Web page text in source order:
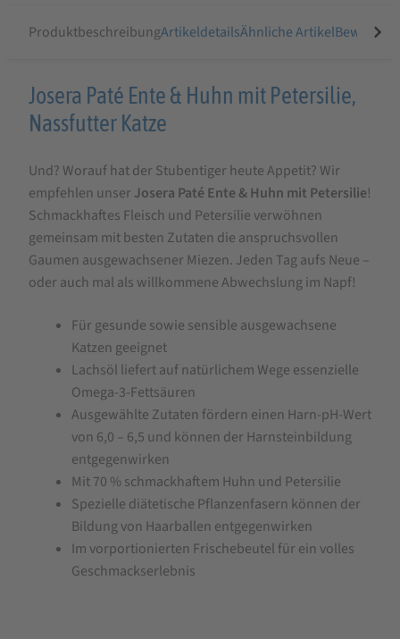
ProduktbeschreibungArtikeldetailsÄhnliche Artikel
Produktbeschreibung
für
Paté
Ente
&
Huhn
mit
Petersilie,
Nassfutter
Josera Paté Ente & Huhn mit Petersilie,
Nassfutter Katze
Und? Worauf hat der Stubentiger heute Appetit? Wir
empfehlen unser Josera Paté Ente & Huhn mit Petersilie!
Schmackhaftes Fleisch und Petersilie verwöhnen
gemeinsam mit besten Zutaten die anspruchsvollen
Gaumen ausgewachsener Miezen. Jeden Tag aufs Neue –
oder auch mal als willkommene Abwechslung im Napf!
Für gesunde sowie sensible ausgewachsene
Katzen geeignet
Lachsöl liefert auf natürlichem Wege essenzielle
Omega-3-Fettsäuren
Ausgewählte Zutaten fördern einen Harn-pH-Wert
von 6,0 – 6,5 und können der Harnsteinbildung
entgegenwirken
Mit 70 % schmackhaftem Huhn und Petersilie
Spezielle diätetische Pflanzenfasern können der
Bildung von Haarballen entgegenwirken
Im vorportionierten Frischebeutel für ein volles
Geschmackserlebnis